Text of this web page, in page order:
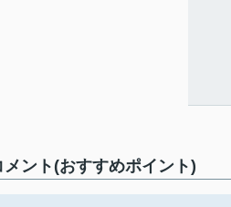
ント(おすすめポイント)